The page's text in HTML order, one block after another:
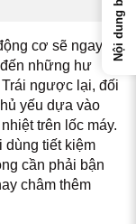
cơ sẽ ngay
những hư
ngược lại, đối
yếu dựa vào
trên lốc máy.
tiết kiệm
cần phải bận
châm thêm